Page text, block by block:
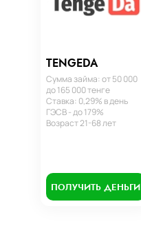
TENGEDA
Сумма займа: от 50 000
до 165 000 тенге
Ставка: 0,29% в день
ГЭСВ - до 179%
Возраст 21-68 лет
ПОЛУЧИТЬ ДЕНЬГИ